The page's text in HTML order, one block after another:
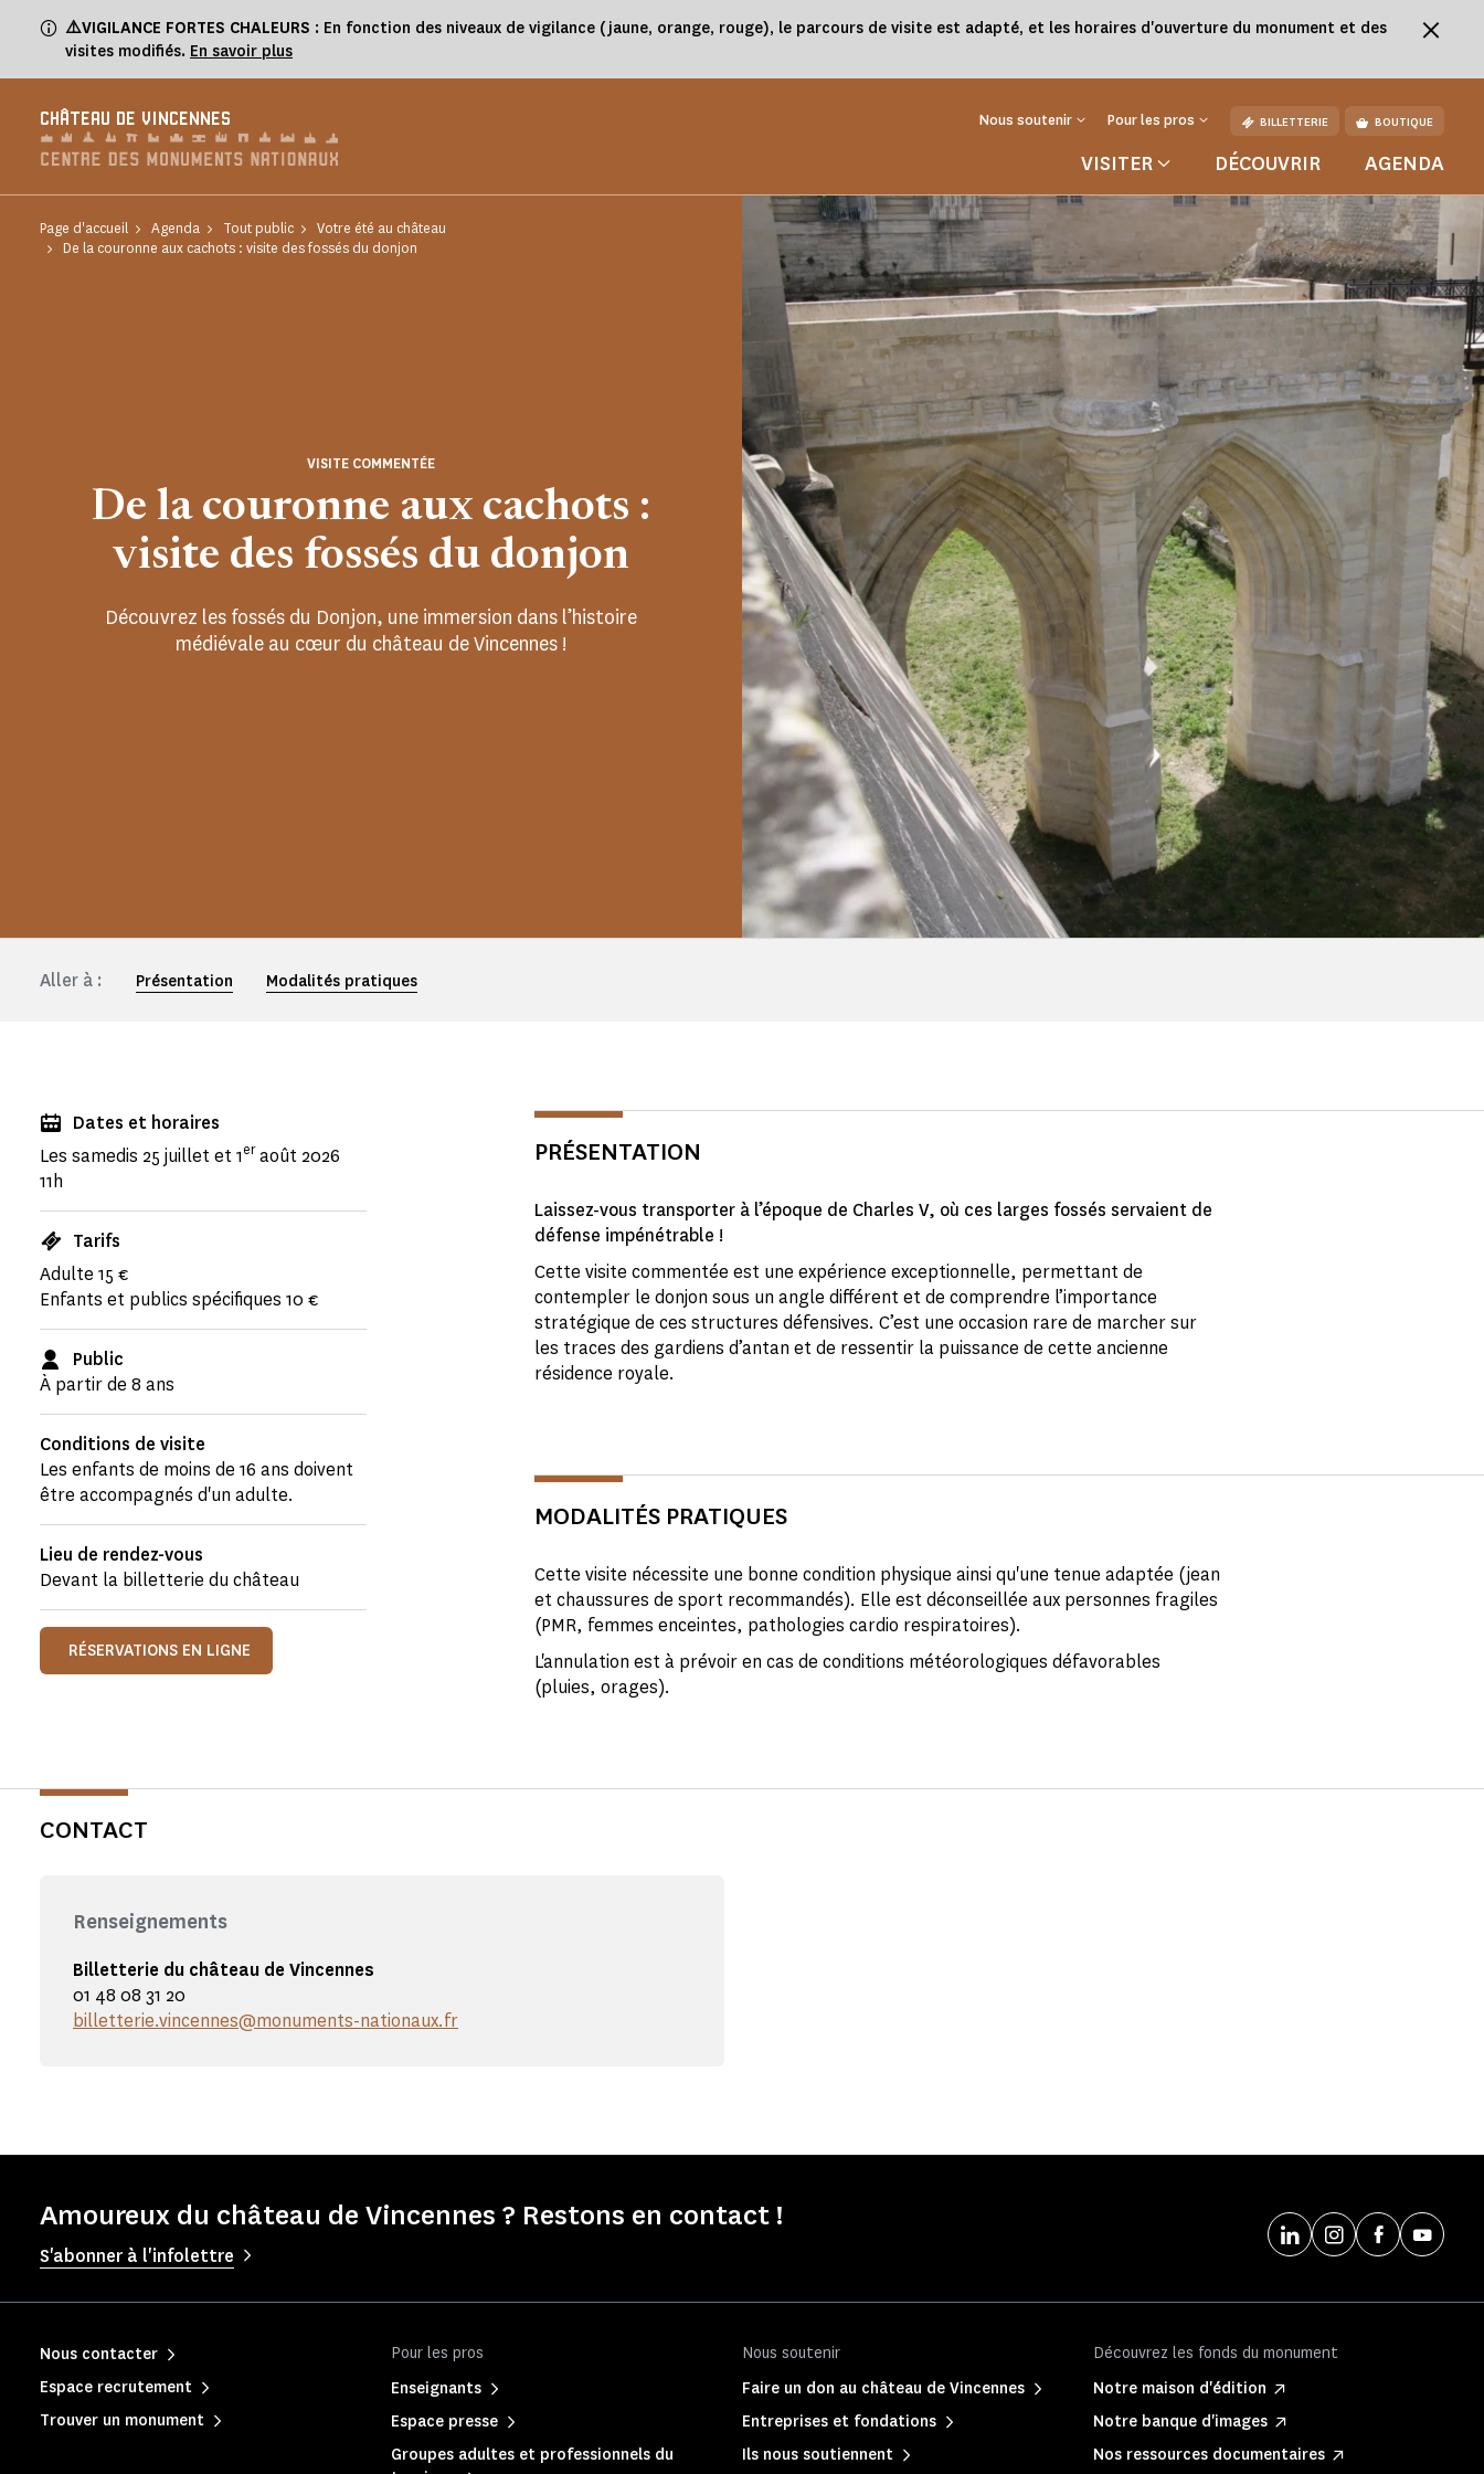
⚠️VIGILANCE FORTES CHALEURS : En fonction des niveaux de vigilance (jaune, orange, rouge), le parcours de visite est adapté, et les horaires d'ouverture du monument et des
visites modifiés. En savoir plus
CHÂTEAU DE VINCENNES Nous soutenir Pour les pros BILLETTERIE BOUTIQUE
VISITER DÉCOUVRIR AGENDA
Page d'accueil Agenda Tout public
Votre été au château
De la couronne aux cachots : visite des fossés du donjon
De la couronne aux cachots :
visite des fossés du donjon
VISITE COMMENTÉE
Découvrez les fossés du Donjon, une immersion dans l’histoire
médiévale au cœur du château de Vincennes !
Aller à : Présentation Modalités pratiques
Dates et horaires
Les samedis 25 juillet et 1eraoût 2026
11h
Tarifs
Adulte 15 €
Enfants et publics spécifiques 10 €
Public
À partir de 8 ans
Conditions de visite
Les enfants de moins de 16 ans doivent
être accompagnés d'un adulte.
Lieu de rendez-vous
Devant la billetterie du château
RÉSERVATIONS EN LIGNE
PRÉSENTATION
Laissez-vous transporter à l’époque de Charles V, où ces larges fossés servaient de
défense impénétrable !
Cette visite commentée est une expérience exceptionnelle, permettant de
contempler le donjon sous un angle différent et de comprendre l’importance
stratégique de ces structures défensives. C’est une occasion rare de marcher sur
les traces des gardiens d’antan et de ressentir la puissance de cette ancienne
résidence royale.
MODALITÉS PRATIQUES
Cette visite nécessite une bonne condition physique ainsi qu'une tenue adaptée (jean
et chaussures de sport recommandés). Elle est déconseillée aux personnes fragiles
(PMR, femmes enceintes, pathologies cardio respiratoires).
L'annulation est à prévoir en cas de conditions météorologiques défavorables
(pluies, orages).
CONTACT
Renseignements
Billetterie du château de Vincennes
01 48 08 31 20
billetterie.vincennes@monuments-nationaux.fr
Amoureux du château de Vincennes ? Restons en contact !
S'abonner à l'infolettre
Pour les pros
Enseignants
Espace presse
Groupes adultes et professionnels du
Nous soutenir
Faire un don au château de Vincennes
Entreprises et fondations
Ils nous soutiennent
Découvrez les fonds du monument
Notre maison d'édition
Notre banque d'images
Nos ressources documentaires
Nous contacter
Espace recrutement
Trouver un monument